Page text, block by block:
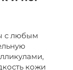
с любым
кожи